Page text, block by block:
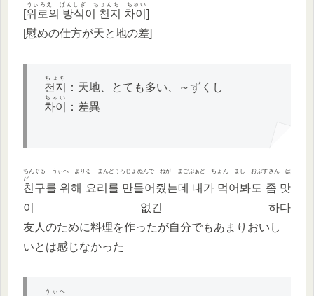
[위로의 방식이 천지 차이
うぃろえ ぱんしぎ ちょんち ちゃい
]
[慰めの仕方が天と地の差]
천지
ちょち
：天地、とても多い、～ずくし
차이
ちゃい
：差異
친구를 위해 요리를 만들어줬는데 내가 먹어봐도 좀 맛
이 없긴 하다
ちんぐる うぃへ よりる まんどぅろじょぬんで ねが まごぷぁど ちょん まし おぷすぎん は
だ
友人のために料理を作ったが自分でもあまりおいし
いとは感じなかった
うぃへ